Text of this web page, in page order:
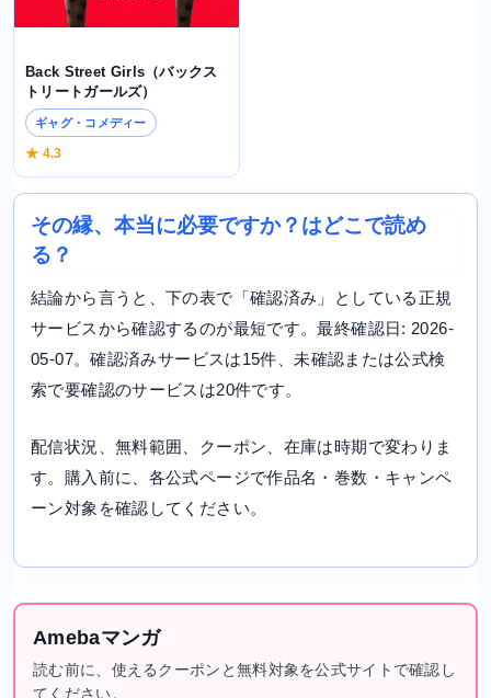
Back Street Girls（バックス
トリートガールズ）
ギャグ・コメディー
★ 4.3
その縁、本当に必要ですか？はどこで読め
る？
結論から言うと、下の表で「確認済み」としている正規
サービスから確認するのが最短です。最終確認日: 2026-
05-07。確認済みサービスは15件、未確認または公式検
索で要確認のサービスは20件です。
配信状況、無料範囲、クーポン、在庫は時期で変わりま
す。購入前に、各公式ページで作品名・巻数・キャンペ
ーン対象を確認してください。
Amebaマンガ
読む前に、使えるクーポンと無料対象を公式サイトで確認し
てください。